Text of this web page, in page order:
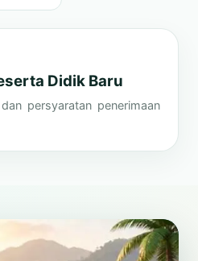
Didik Baru
persyaratan penerimaan